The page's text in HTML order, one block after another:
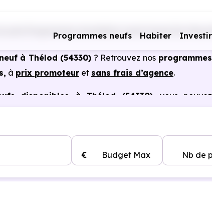
Programmes neufs Habiter Investir
Programmes immobiliers neufs Grand Est
à Thélod (54330) ? Retrouvez nos
à prix promoteur et sans frais d’agence.
disponibles à Thélod (54330) , vous
Budget Max
€ Nb de